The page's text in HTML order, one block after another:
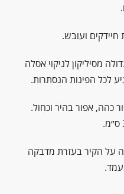
חיידקים ועובש.
אחת גדולה מסיליקון לניקוי אסלה
לכל הפינות הנסתרות.
צבעים – אפור כהה, אפור בהיר וכחול.
על הקיר בעזרת מדבקה